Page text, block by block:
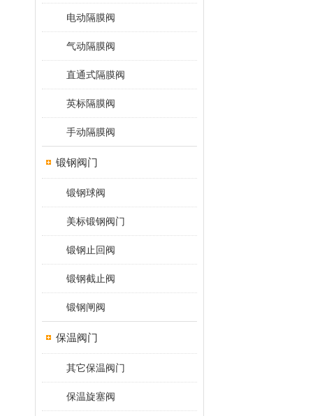
电动隔膜阀
气动隔膜阀
直通式隔膜阀
英标隔膜阀
手动隔膜阀
锻钢阀门
锻钢球阀
美标锻钢阀门
锻钢止回阀
锻钢截止阀
锻钢闸阀
保温阀门
其它保温阀门
保温旋塞阀